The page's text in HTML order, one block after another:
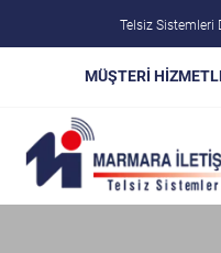
Telsiz Sistemleri
MÜŞTERİ